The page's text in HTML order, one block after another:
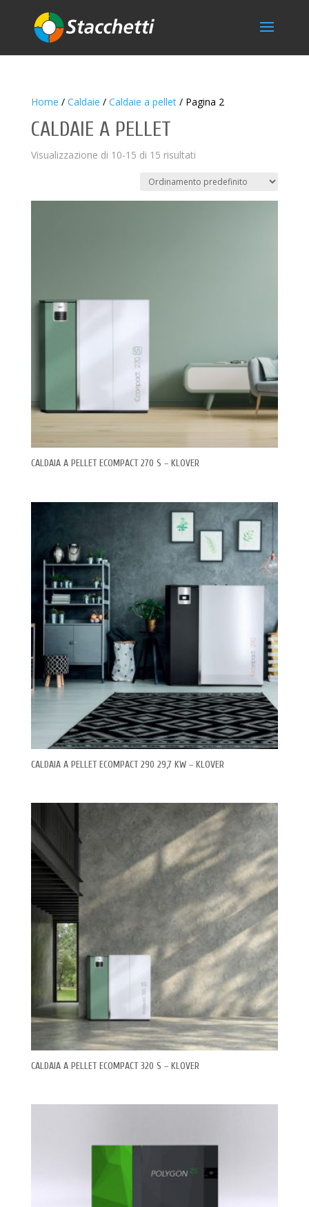
Home / Caldaie / Caldaie a pellet/ Pagina 2
CALDAIE A PELLET
Visualizzazione di 10-15 di 15 risultati
CALDAIA A PELLET ECOMPACT 270 S – KLOVER
CALDAIA A PELLET ECOMPACT 290 29,7 KW – KLOVER
CALDAIA A PELLET ECOMPACT 320 S – KLOVER